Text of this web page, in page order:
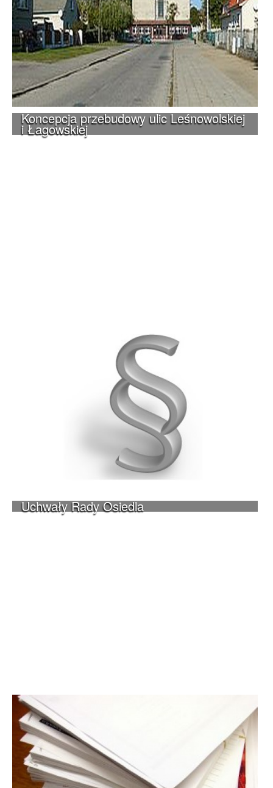
Koncepcja przebudowy ulic Leśnowolskiej
i Łagowskiej
Uchwały Rady Osiedla